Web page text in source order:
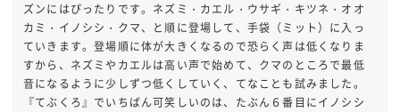
ズンにはぴったりです。ネズミ・カエル・ウサギ・キツネ・オオ
カミ・イノシシ・クマ、と順に登場して、手袋（ミット）に入っ
ていきます。登場順に体が大きくなるので恐らく声は低くなりま
すから、ネズミやカエルは高い声で始めて、クマのところで最低
音になるように少しずつ低くしていく、てなことも試みました。
『てぶくろ』でいちばん可笑しいのは、たぶん６番目にイノシシ